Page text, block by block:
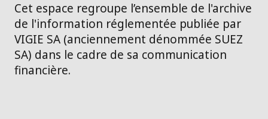
Cet espace regroupe l’ensemble de l'archive
de l'information réglementée publiée par
VIGIE SA (anciennement dénommée SUEZ
SA) dans le cadre de sa communication
financière.